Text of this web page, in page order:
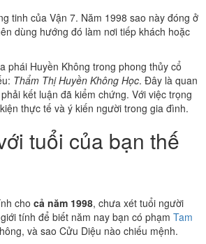
tinh của Vận 7. Năm 1998 sao này đóng ở
dùng hướng đó làm nơi tiếp khách hoặc
phái Huyền Không trong phong thủy cổ
Thẩm Thị Huyền Không Học. Đây là quan
kết luận đã kiểm chứng. Với việc trọng
thực tế và ý kiến người trong gia đình.
tuổi của bạn thế
cho cả năm 1998, chưa xét tuổi người
tính để biết năm nay bạn có phạm Tam
và sao Cửu Diệu nào chiếu mệnh.